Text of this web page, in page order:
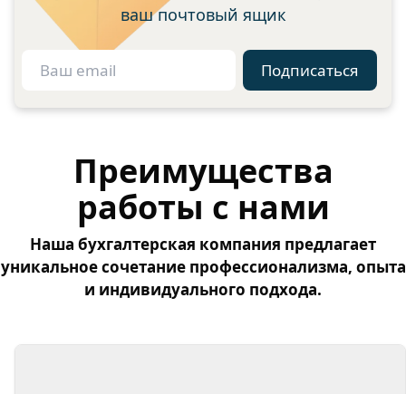
ваш почтовый ящик
Подписаться
Преимущества
работы с нами
Наша бухгалтерская компания предлагает
уникальное сочетание профессионализма, опыта
и индивидуального подхода.